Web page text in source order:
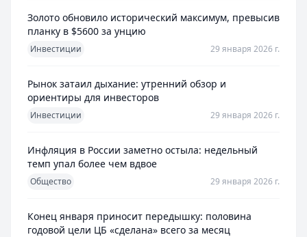
Золото обновило исторический максимум, превысив
планку в $5600 за унцию
Инвестиции 29 января 2026 г.
Рынок затаил дыхание: утренний обзор и
ориентиры для инвесторов
Инвестиции 29 января 2026 г.
Инфляция в России заметно остыла: недельный
темп упал более чем вдвое
Общество 29 января 2026 г.
Конец января приносит передышку: половина
годовой цели ЦБ «сделана» всего за месяц